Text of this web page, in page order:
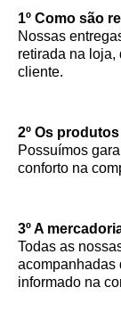
1º Como são
Nossas
retirada na loja,
cliente.
2º Os
Possuímos
conforto na
3º A
Todas as
acompanhadas
informado na